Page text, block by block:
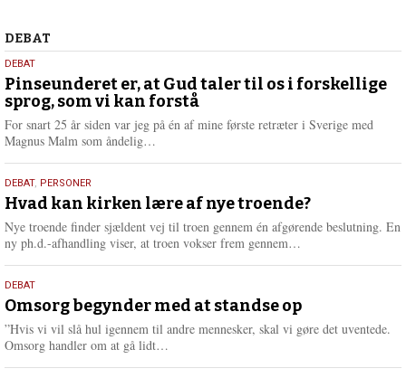
Debat
DEBAT
5.
august
2026
DEBAT
Pinseunderet er, at Gud taler til os i forskellige
sprog, som vi kan forstå
For snart 25 år siden var jeg på én af mine første retræter i Sverige med
Magnus Malm som åndelig…
e
r
e
25.
juli
2026
DEBAT, PERSONER
Hvad kan kirken lære af nye troende?
Nye troende finder sjældent vej til troen gennem én afgørende beslutning. En
ny ph.d.-afhandling viser, at troen vokser frem gennem…
e
r
e
9.
juli
2026
DEBAT
Omsorg begynder med at standse op
”Hvis vi vil slå hul igennem til andre mennesker, skal vi gøre det uventede.
Omsorg handler om at gå lidt…